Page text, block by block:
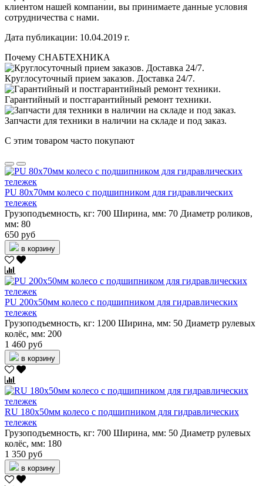
клиентом нашей компании, вы принимаете данные условия
сотрудничества с нами.
Дата публикации: 10.04.2019 г.
Почему СНАБТЕХНИКА
Круглосуточный прием заказов. Доставка 24/7.
Гарантийный и постгарантийный ремонт техники.
Запчасти для техники в наличии на складе и под заказ.
С этим товаром часто покупают
PU 80х70мм колесо с подшипником для гидравлических
тележек
Грузоподъемность, кг: 700 Ширина, мм: 70 Диаметр роликов,
мм: 80
650 руб
в корзину
PU 200х50мм колесо с подшипником для гидравлических
тележек
Грузоподъемность, кг: 1200 Ширина, мм: 50 Диаметр рулевых
колёс, мм: 200
1 460 руб
в корзину
RU 180х50мм колесо с подшипником для гидравлических
тележек
Грузоподъемность, кг: 700 Ширина, мм: 50 Диаметр рулевых
колёс, мм: 180
1 350 руб
в корзину